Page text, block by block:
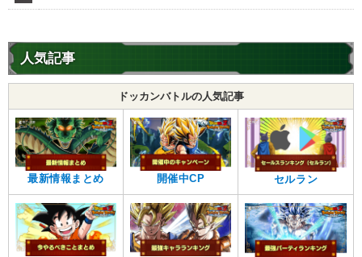
人気記事
ドッカンバトルの人気記事
最新情報まとめ 開催中CP セルラン